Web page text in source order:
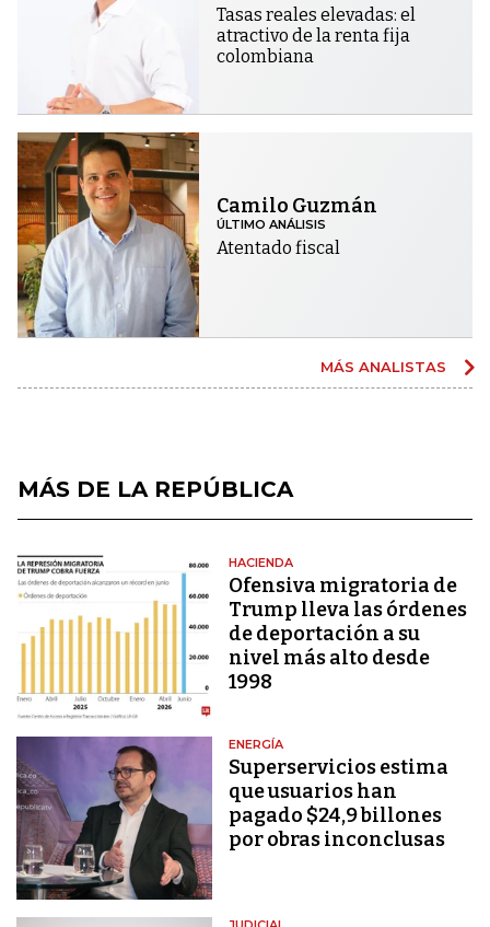
Tasas reales elevadas: el
atractivo de la renta fija
colombiana
Camilo Guzmán
ÚLTIMO ANÁLISIS
Atentado fiscal
MÁS ANALISTAS
MÁS DE LA REPÚBLICA
HACIENDA
Ofensiva migratoria de
Trump lleva las órdenes
de deportación a su
nivel más alto desde
1998
ENERGÍA
Superservicios estima
que usuarios han
pagado $24,9 billones
por obras inconclusas